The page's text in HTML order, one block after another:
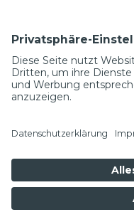
NEWSLETTER
Kontakt
Glossar